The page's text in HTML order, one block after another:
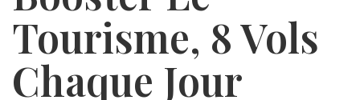
Tourisme, 8 Vols
Chaque Jour